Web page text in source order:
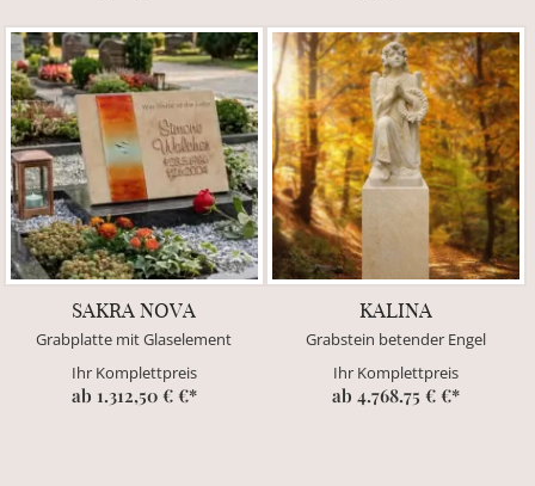
SAKRA NOVA
Grabplatte mit Glaselement
Ihr Komplettpreis
ab 1.312,50 € €*
KALINA
Grabstein betender Engel
Ihr Komplettpreis
ab 4.768.75 € €*